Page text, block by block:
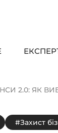
2.0: ЯК
#Захист